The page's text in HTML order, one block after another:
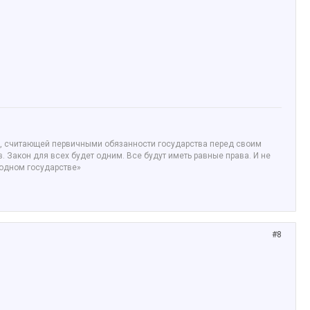
первичными обязанности государства перед своим
для всех будет одним. Все будут иметь равные права. И не
государстве»
#8